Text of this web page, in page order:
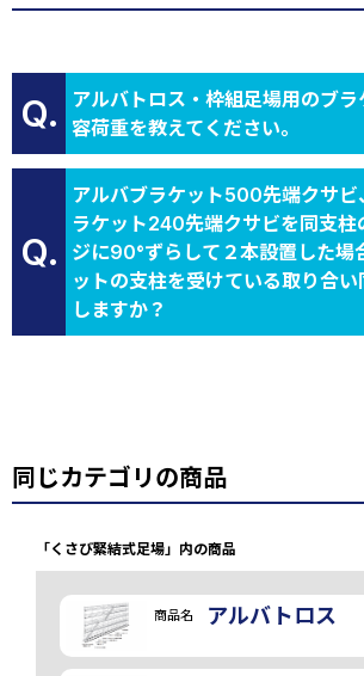
Q.
アルバトロス・枠組足場用のブ
容荷重を教えてください。
Q.
アルバブラケット500先端クサビ
ラケット240先端クサビを同支柱
ジに90°ずらして２本設置した場
ットの支柱を受けている取り合
しますか？
同じカテゴリの商品
「くさび緊結式足場」内の商品
商品名 アルバトロス